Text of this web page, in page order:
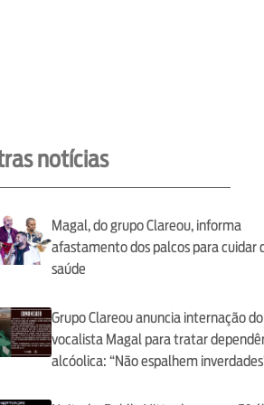
notícias
Magal, do grupo Clareou, informa
afastamento dos palcos para cuidar
saúde
Grupo Clareou anuncia internação do
vocalista Magal para tratar
alcóolica: “Não espalhem